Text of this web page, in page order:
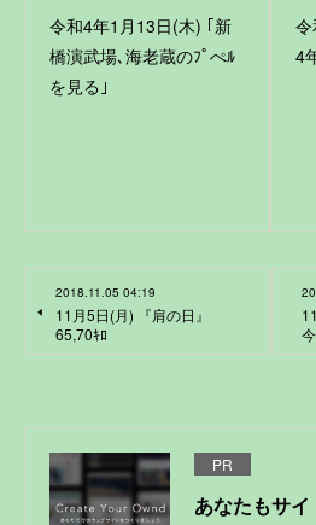
令和4年1月13日(木) ｢新
橋演武場､海老蔵のﾌﾟぺﾙ
を見る｣
4
2018.11.05 04:19
11月5日(月) 『肩の日』
65,70ｷﾛ
PR
あなたもサ